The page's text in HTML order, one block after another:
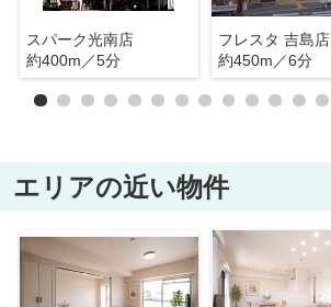
スパーク光南店
約400m／5分
フレスタ 吉島店
約450m／6分
エリアの近い物件